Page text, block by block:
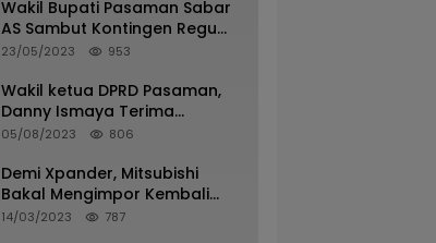
Wakil Bupati Pasaman Sabar
AS Sambut Kontingen Regu
Pramuka Kwarcab Pasaman
23/05/2023 953
Wakil ketua DPRD Pasaman,
Danny Ismaya Terima
Kunjungan Mahasiswa KKN
05/08/2023 806
Demi Xpander, Mitsubishi
Bakal Mengimpor Kembali
Pajero Sport
14/03/2023 787